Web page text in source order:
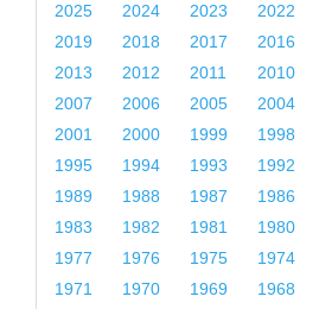
2025 2024 2023 2022
2019
2018 2017 2016
2013
2012 2011 2010
2007
2006 2005 2004
2001
2000 1999 1998
1995
1994 1993 1992
1989
1988 1987 1986
1983
1982 1981 1980
1977
1976 1975 1974
1971
1970 1969 1968